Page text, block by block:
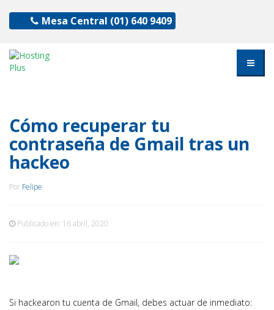
Mesa Central (01) 640 9409
Cómo recuperar tu
contraseña de Gmail tras un
hackeo
Por Felipe
Publicado en: 16 abril, 2020
Si hackearon tu cuenta de Gmail, debes actuar de inmediato: